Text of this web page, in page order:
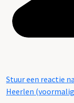
Stuur een reactie
Heerlen